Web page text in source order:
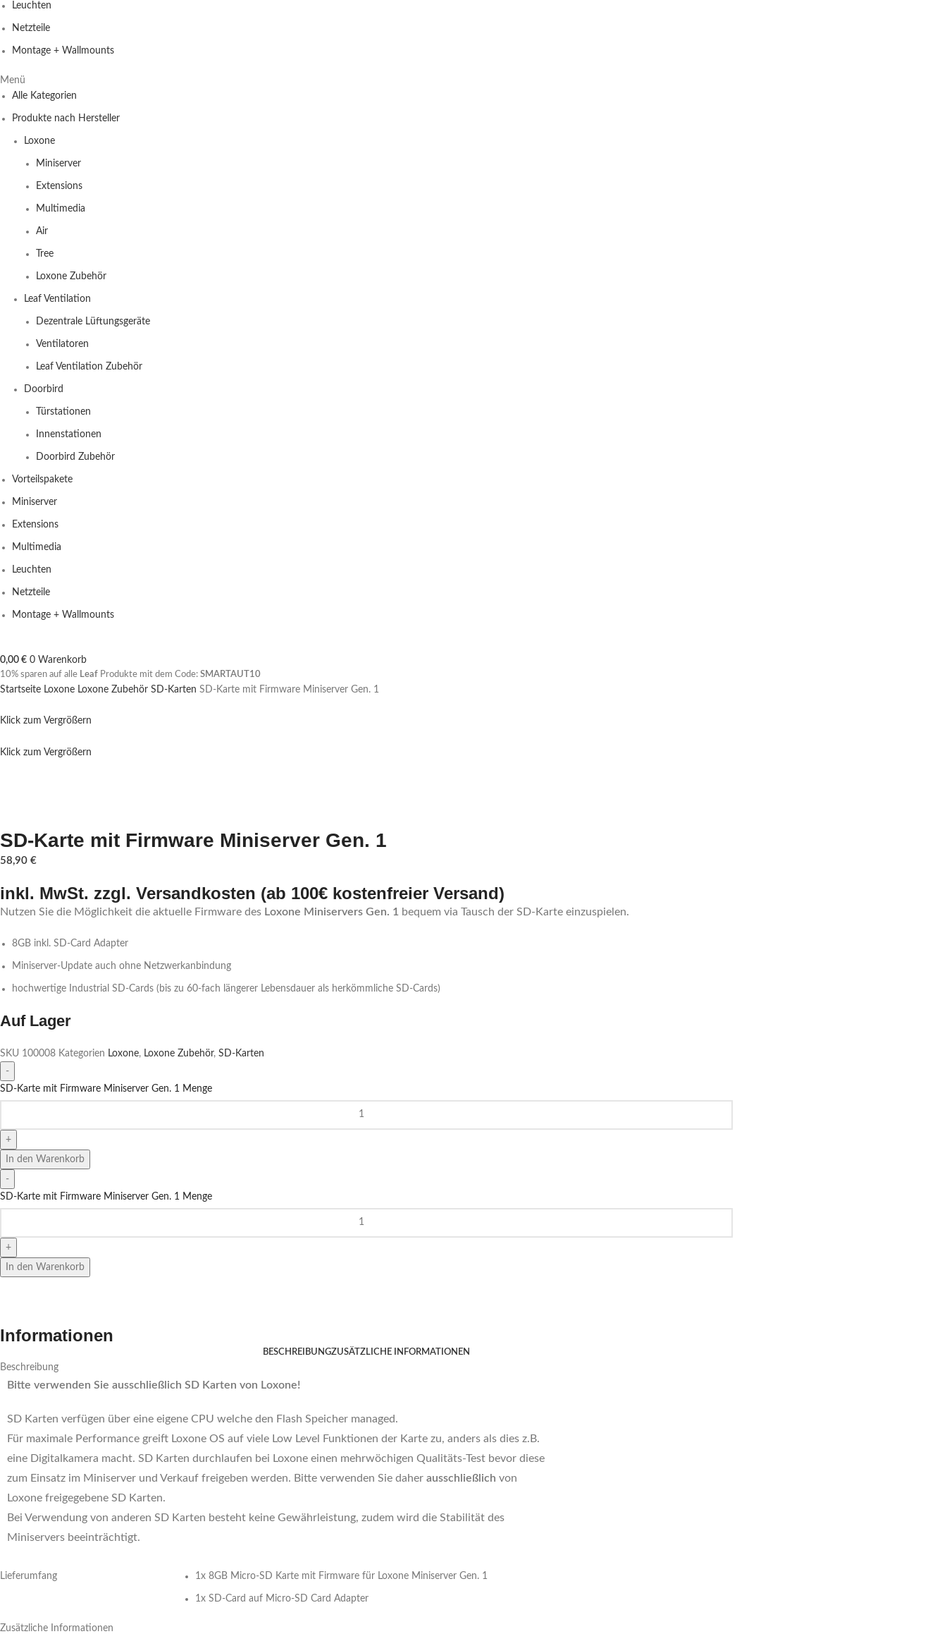
Leuchten
Netzteile
Montage + Wallmounts
Menü
Alle Kategorien
Produkte nach Hersteller
Loxone
Miniserver
Extensions
Multimedia
Air
Tree
Loxone Zubehör
Leaf Ventilation
Dezentrale Lüftungsgeräte
Ventilatoren
Leaf Ventilation Zubehör
Doorbird
Türstationen
Innenstationen
Doorbird Zubehör
Vorteilspakete
Miniserver
Extensions
Multimedia
Leuchten
Netzteile
Montage + Wallmounts
0,00 € 0 Warenkorb
10% sparen auf alle Leaf Produkte mit dem Code: SMARTAUT10
Startseite Loxone Loxone Zubehör SD-Karten SD-Karte mit Firmware Miniserver Gen. 1
Klick zum Vergrößern
Klick zum Vergrößern
SD-Karte mit Firmware Miniserver Gen. 1
58,90 €
inkl. MwSt. zzgl. Versandkosten (ab 100€ kostenfreier Versand)
Nutzen Sie die Möglichkeit die aktuelle Firmware des Loxone Miniservers Gen. 1 bequem via Tausch der SD-Karte einzuspielen.
8GB inkl. SD-Card Adapter
Miniserver-Update auch ohne Netzwerkanbindung
hochwertige Industrial SD-Cards (bis zu 60-fach längerer Lebensdauer als herkömmliche SD-Cards)
Auf Lager
SKU 100008 Kategorien Loxone, Loxone Zubehör, SD-Karten
SD-Karte mit Firmware Miniserver Gen. 1 Menge
In den Warenkorb
SD-Karte mit Firmware Miniserver Gen. 1 Menge
In den Warenkorb
Informationen
BESCHREIBUNGZUSÄTZLICHE INFORMATIONEN
Beschreibung
Bitte verwenden Sie ausschließlich SD Karten von Loxone!
SD Karten verfügen über eine eigene CPU welche den Flash Speicher managed.
Für maximale Performance greift Loxone OS auf viele Low Level Funktionen der Karte zu, anders als dies z.B.
eine Digitalkamera macht. SD Karten durchlaufen bei Loxone einen mehrwöchigen Qualitäts-Test bevor diese
zum Einsatz im Miniserver und Verkauf freigeben werden. Bitte verwenden Sie daher ausschließlich von
Loxone freigegebene SD Karten.
Bei Verwendung von anderen SD Karten besteht keine Gewährleistung, zudem wird die Stabilität des
Miniservers beeinträchtigt.
Lieferumfang 1x 8GB Micro-SD Karte mit Firmware für Loxone Miniserver Gen. 1
1x SD-Card auf Micro-SD Card Adapter
Zusätzliche Informationen